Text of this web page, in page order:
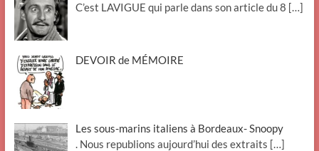
C’est LAVIGUE qui parle dans son article du 8 […]
DEVOIR de MÉMOIRE
Les sous-marins italiens à Bordeaux- Snoopy
. Nous republions aujourd’hui des extraits […]